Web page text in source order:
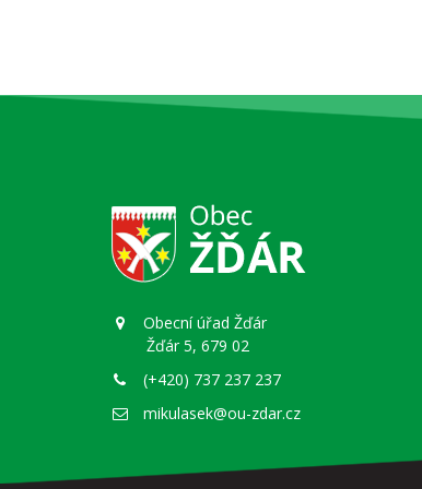
Obecní úřad Žďár
Žďár 5, 679 02
(+420) 737 237 237
mikulasek@ou-zdar.cz